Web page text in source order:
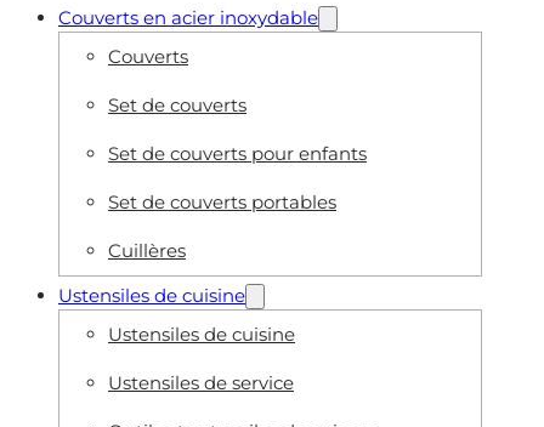
Couverts en acier inoxydable
Couverts
Set de couverts
Set de couverts pour enfants
Set de couverts portables
Cuillères
Ustensiles de cuisine
Ustensiles de cuisine
Ustensiles de service